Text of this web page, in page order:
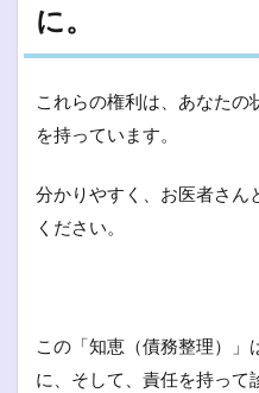
に。
これらの権利は、あなたの
を持っています。
分かりやすく、お医者さん
ください。
この「知恵（債務整理）
に、そして、責任を持って